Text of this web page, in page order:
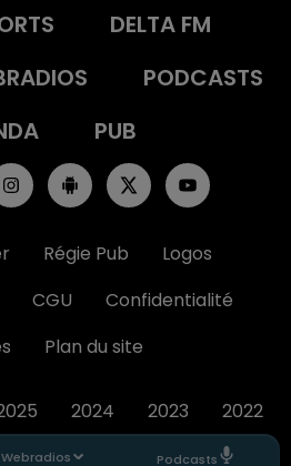
Webradios Podcasts
DELTA FM
PODCASTS
PUB
Régie Pub
Logos
CGU
Confidentialité
Plan du site
2024 2023 2022